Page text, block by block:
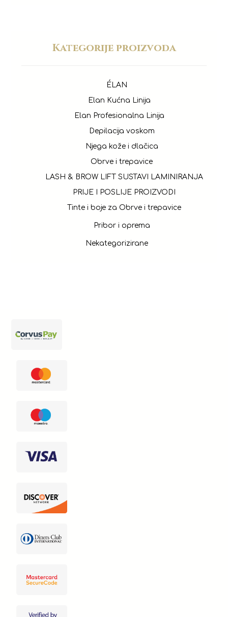
Kategorije proizvoda
ÉLAN
Elan Kućna Linija
Elan Profesionalna Linija
Depilacija voskom
Njega kože i dlačica
Obrve i trepavice
LASH & BROW LIFT SUSTAVI LAMINIRANJA
PRIJE I POSLIJE PROIZVODI
Tinte i boje za Obrve i trepavice
Pribor i oprema
Nekategorizirane